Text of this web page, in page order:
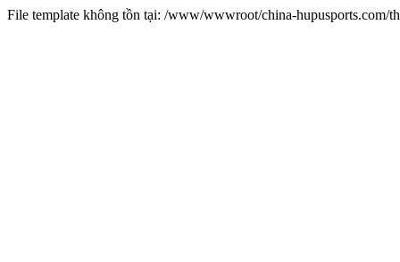
File template không tồn tại: /www/wwwroot/china-hupusports.com/